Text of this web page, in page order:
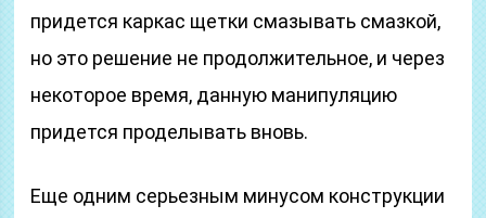
придется каркас щетки смазывать смазкой,
но это решение не продолжительное, и через
некоторое время, данную манипуляцию
придется проделывать вновь.
Еще одним серьезным минусом конструкции